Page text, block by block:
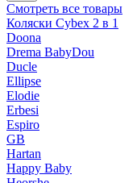
Смотреть все товары
Коляски Cybex 2 в 1
Doona
Drema BabyDou
Ducle
Ellipse
Elodie
Erbesi
Espiro
GB
Hartan
Happy Baby